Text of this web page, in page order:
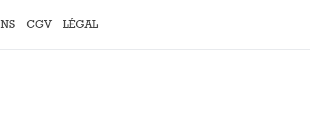
CGV LÉGAL